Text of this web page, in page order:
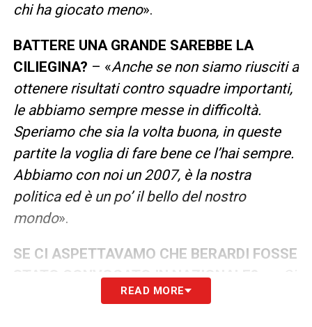
chi ha giocato meno».
BATTERE UNA GRANDE SAREBBE LA
CILIEGINA? – «Anche se non siamo riusciti a
ottenere risultati contro squadre importanti,
le abbiamo sempre messe in difficoltà.
Speriamo che sia la volta buona, in queste
partite la voglia di fare bene ce l’hai sempre.
Abbiamo con noi un 2007, è la nostra
politica ed è un po’ il bello del nostro
mondo».
SE CI ASPETTAVAMO CHE BERARDI FOSSE
STATO CONVOCATO IN NAZIONALE?
avevo sperato, Domenico sta facendo un
READ MORE